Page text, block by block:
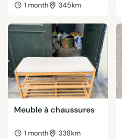
1 month 345km
Meuble à chaussures
1 month 338km